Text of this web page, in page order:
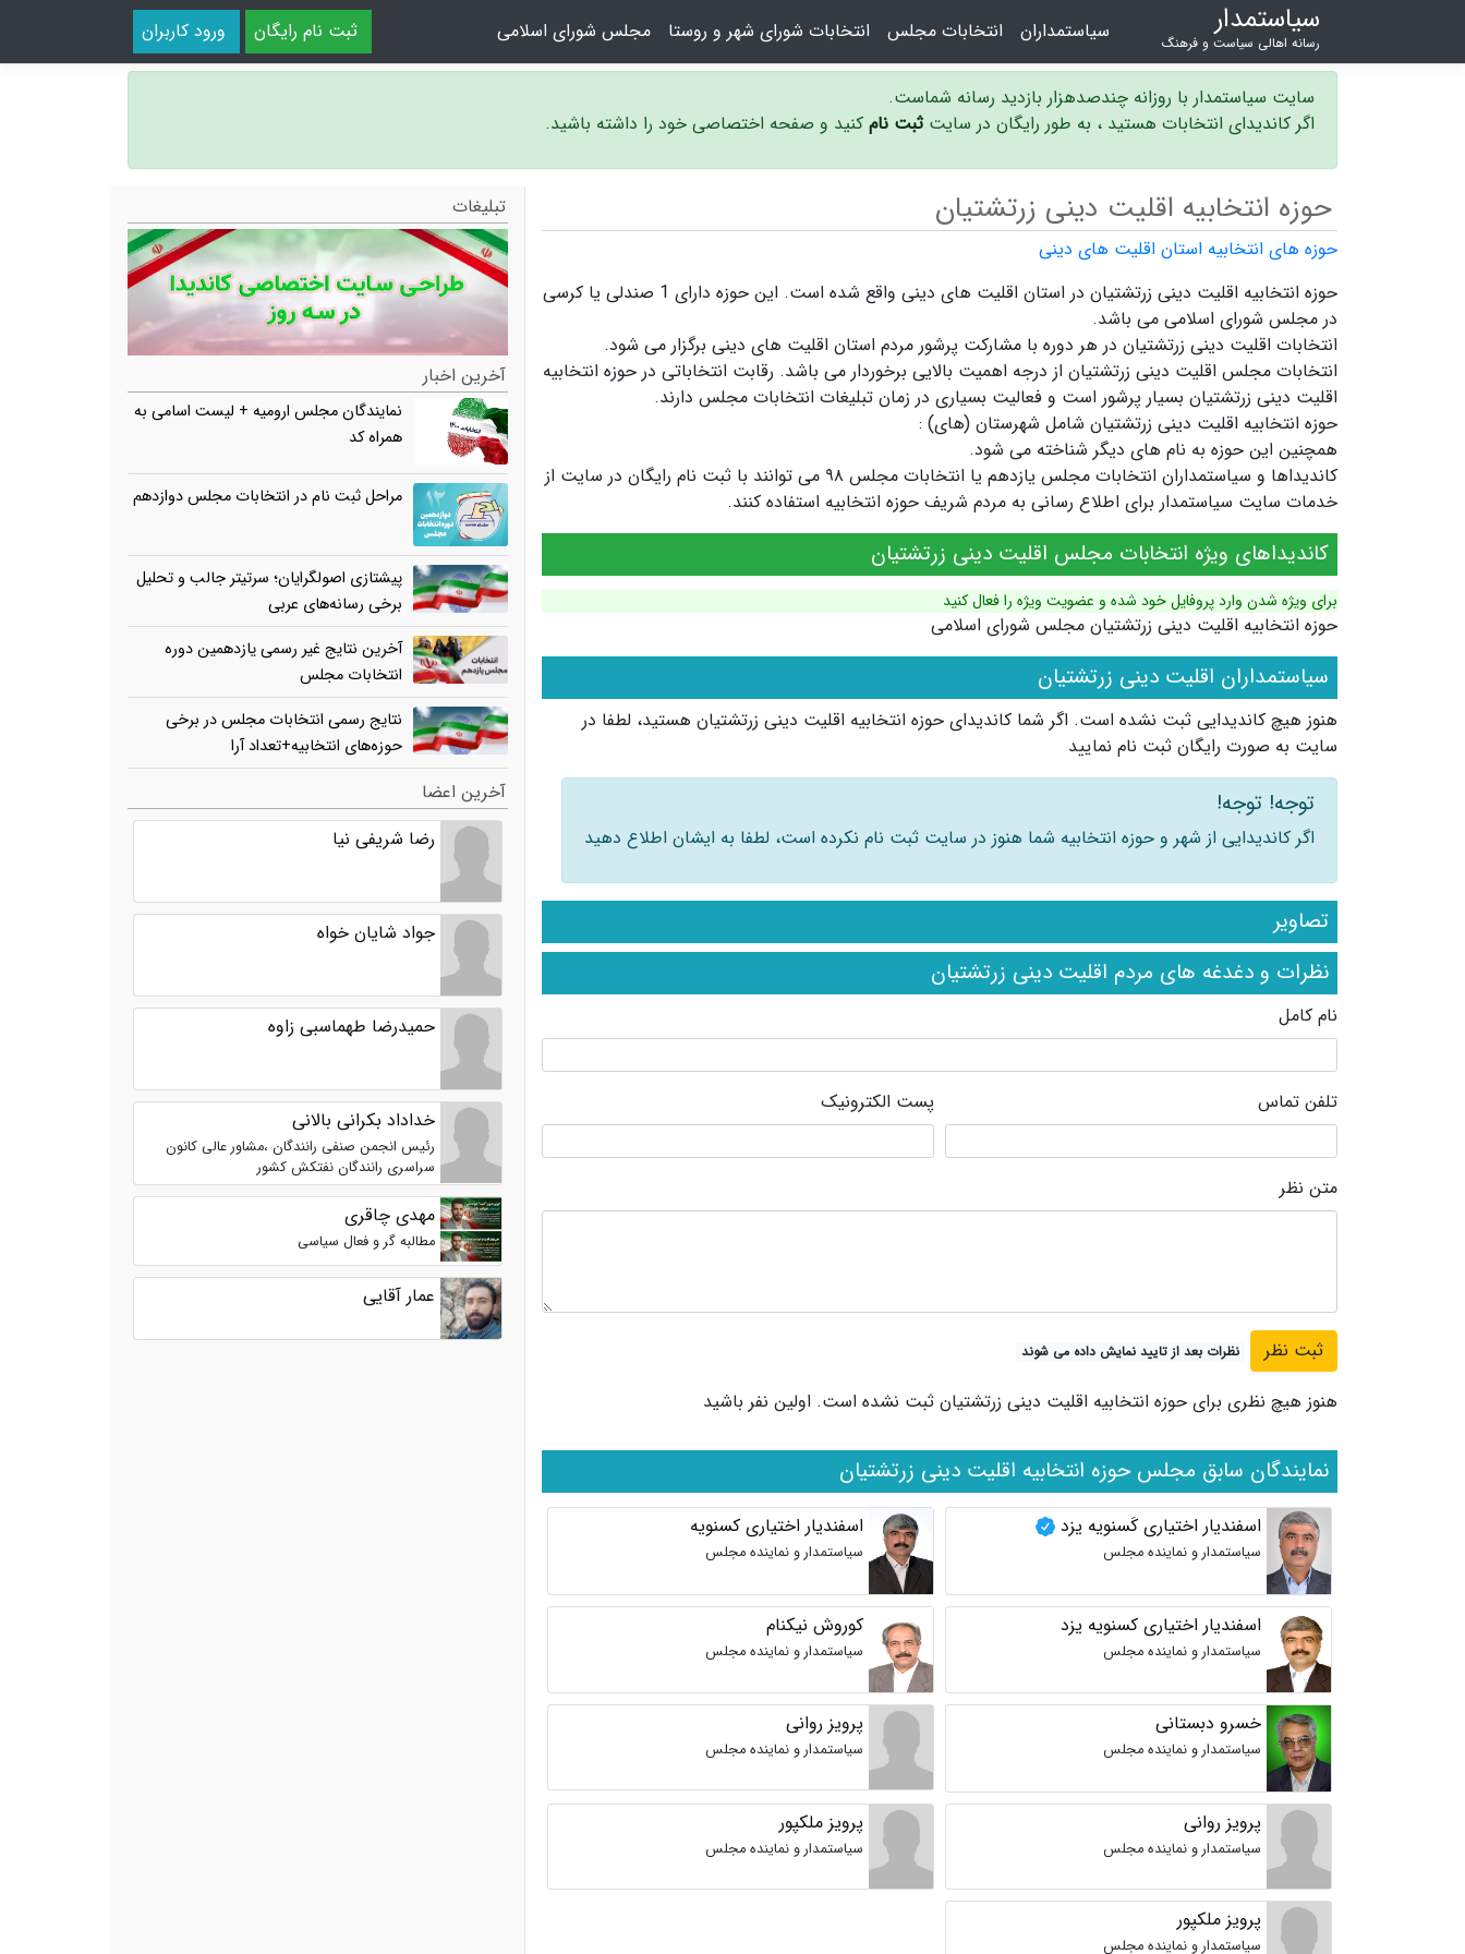
سیاستمدار
رسانه اهالی سیاست و فرهنگ ثبت نام رایگان ورود کاربران سیاستمداران انتخابات مجلس انتخابات شورای شهر و روستا مجلس شورای اسلامی
سایت سیاستمدار با روزانه چندصدهزار بازدید رسانه شماست.
اگر کاندیدای انتخابات هستید ، به طور رایگان در سایت ثبت نام کنید و صفحه اختصاصی خود را داشته باشید.
حوزه انتخابیه اقلیت دینی زرتشتیان
حوزه های انتخابیه استان اقلیت های دینی
حوزه انتخابیه اقلیت دینی زرتشتیان در استان اقلیت های دینی واقع شده است. این حوزه دارای 1 صندلی یا کرسی
در مجلس شورای اسلامی می باشد.
انتخابات اقلیت دینی زرتشتیان در هر دوره با مشارکت پرشور مردم استان اقلیت های دینی برگزار می شود.
انتخابات مجلس اقلیت دینی زرتشتیان از درجه اهمیت بالایی برخوردار می باشد. رقابت انتخاباتی در حوزه انتخابیه
اقلیت دینی زرتشتیان بسیار پرشور است و فعالیت بسیاری در زمان تبلیغات انتخابات مجلس دارند.
حوزه انتخابیه اقلیت دینی زرتشتیان شامل شهرستان (های) :
همچنین این حوزه به نام های دیگر شناخته می شود.
کاندیداها و سیاستمداران انتخابات مجلس یازدهم یا انتخابات مجلس ۹۸ می توانند با ثبت نام رایگان در سایت از
خدمات سایت سیاستمدار برای اطلاع رسانی به مردم شریف حوزه انتخابیه استفاده کنند.
کاندیداهای ویژه انتخابات مجلس اقلیت دینی زرتشتیان
برای ویژه شدن وارد پروفایل خود شده و عضویت ویژه را فعال کنید
حوزه انتخابیه اقلیت دینی زرتشتیان مجلس شورای اسلامی
سیاستمداران اقلیت دینی زرتشتیان
هنوز هیچ کاندیدایی ثبت نشده است. اگر شما کاندیدای حوزه انتخابیه اقلیت دینی زرتشتیان هستید، لطفا در
سایت به صورت رایگان ثبت نام نمایید
توجه! توجه!
اگر کاندیدایی از شهر و حوزه انتخابیه شما هنوز در سایت ثبت نام نکرده است، لطفا به ایشان اطلاع دهید
تصاویر
نظرات و دغدغه های مردم اقلیت دینی زرتشتیان
نام کامل
تلفن تماس پست الکترونیک
متن نظر
نظرات بعد از تایید نمایش داده می شوند
هنوز هیچ نظری برای حوزه انتخابیه اقلیت دینی زرتشتیان ثبت نشده است. اولین نفر باشید
نمایندگان سابق مجلس حوزه انتخابیه اقلیت دینی زرتشتیان
اسفندیار اختیاری کَسنویه یزد
سیاستمدار و نماینده مجلس
اسفندیار اختیاری کسنویه
سیاستمدار و نماینده مجلس
اسفندیار اختیاری کسنویه یزد
سیاستمدار و نماینده مجلس
کوروش نیکنام
سیاستمدار و نماینده مجلس
خسرو دبستانی
سیاستمدار و نماینده مجلس
پرویز روانی
سیاستمدار و نماینده مجلس
پرویز روانی
سیاستمدار و نماینده مجلس
پرویز ملکپور
سیاستمدار و نماینده مجلس
پرویز ملکپور
سیاستمدار و نماینده مجلس
تبلیغات
آخرین اخبار
نمایندگان مجلس ارومیه + لیست اسامی به
همراه کد
مراحل ثبت نام در انتخابات مجلس دوازدهم
پیشتازی اصولگرایان؛ سرتیتر جالب و تحلیل
برخی رسانه‌های عربی
آخرین نتایج غیر رسمی یازدهمین دوره
انتخابات مجلس
نتایج رسمی انتخابات مجلس در برخی
حوزه‌های انتخابیه+تعداد آرا
آخرین اعضا
رضا شریفی نیا
جواد شایان خواه
حمیدرضا طهماسبی زاوه
خداداد بکرانی بالانی
رئیس انجمن صنفی رانندگان ،مشاور عالی کانون
سراسری رانندگان نفتکش کشور
مهدی چاقری
مطالبه گر و فعال سیاسی
عمار آقایی